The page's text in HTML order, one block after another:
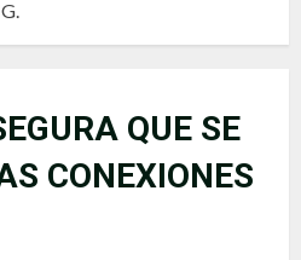
QUE SE
CONEXIONES